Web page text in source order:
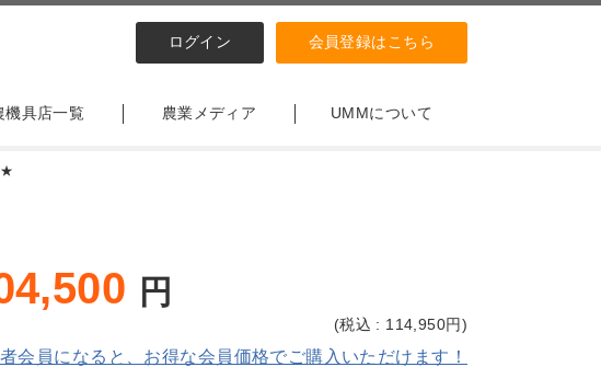
ログイン 会員登録はこちら
機具店一覧 農業メディア UMMについて
円
(税込 : 114,950円)
会員になると、お得な会員価格でご購入いただけます！